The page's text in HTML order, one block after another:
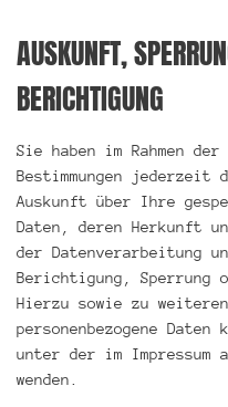
AUSKUNFT,
BERICHTIGUNG
Sie haben im Rahmen
Bestimmungen
Auskunft über Ihre
Daten, deren Herkunft
der Datenverarbeitung
Berichtigung, Sperrung
Hierzu sowie zu weiteren
personenbezogene
unter der im Impressum
wenden.